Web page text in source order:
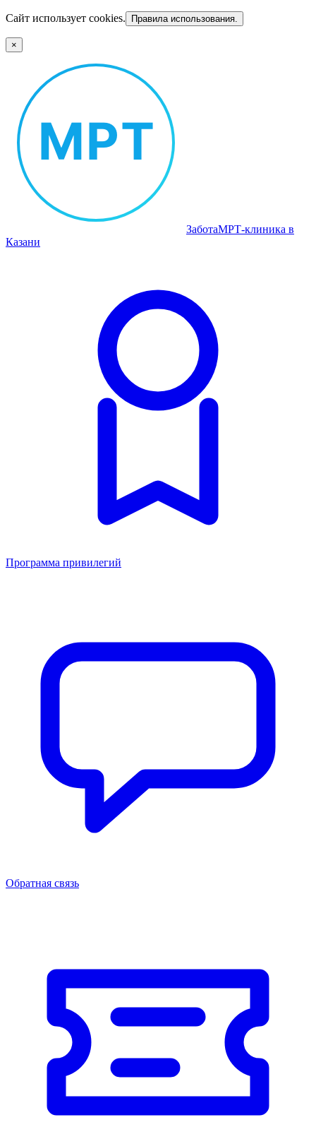
Сайт использует cookies. Правила использования.
×
ЗаботаМРТ‑клиника в
Казани
Программа привилегий
Обратная связь